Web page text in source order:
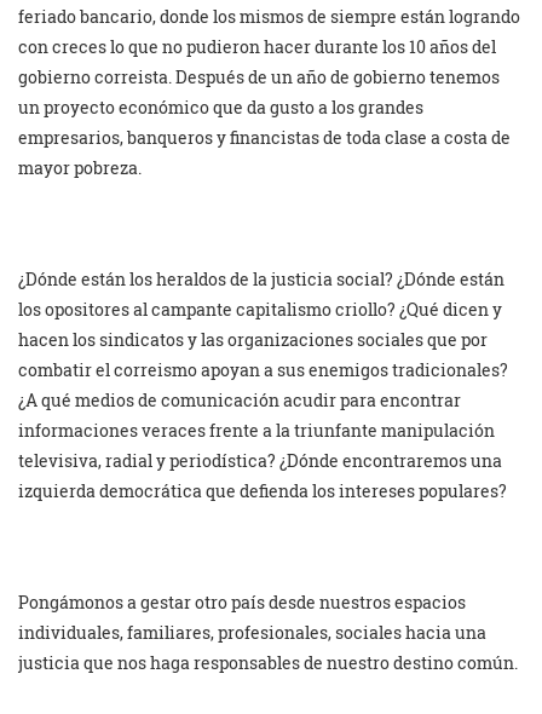
feriado bancario, donde los mismos de siempre están logrando
con creces lo que no pudieron hacer durante los 10 años del
gobierno correista. Después de un año de gobierno tenemos
un proyecto económico que da gusto a los grandes
empresarios, banqueros y financistas de toda clase a costa de
mayor pobreza.
¿Dónde están los heraldos de la justicia social? ¿Dónde están
los opositores al campante capitalismo criollo? ¿Qué dicen y
hacen los sindicatos y las organizaciones sociales que por
combatir el correismo apoyan a sus enemigos tradicionales?
¿A qué medios de comunicación acudir para encontrar
informaciones veraces frente a la triunfante manipulación
televisiva, radial y periodística? ¿Dónde encontraremos una
izquierda democrática que defienda los intereses populares?
Pongámonos a gestar otro país desde nuestros espacios
individuales, familiares, profesionales, sociales hacia una
justicia que nos haga responsables de nuestro destino común.